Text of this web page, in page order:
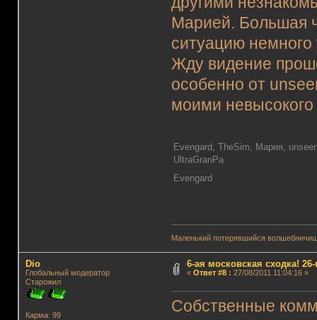
Марией. Большая
ситуацию
Жду видение
особенно от
моими невысокого
Evengard, TheSim, Мария,
UltraGranPa
Evengard
Маленький потерявшийся
Dio
Глобальный модератор
Старожил
Карма: 99
6-ая московская сходка! 26-
« Ответ #8: 27/08/2011 11:04:16 »
Собственные